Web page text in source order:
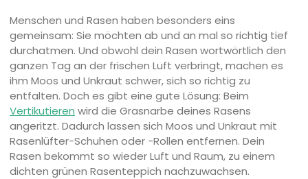
Menschen und Rasen haben besonders eins
gemeinsam: Sie möchten ab und an mal so richtig tief
durchatmen. Und obwohl dein Rasen wortwörtlich den
ganzen Tag an der frischen Luft verbringt, machen es
ihm Moos und Unkraut schwer, sich so richtig zu
entfalten. Doch es gibt eine gute Lösung: Beim
Vertikutieren wird die Grasnarbe deines Rasens
angeritzt. Dadurch lassen sich Moos und Unkraut mit
Rasenlüfter-Schuhen oder -Rollen entfernen. Dein
Rasen bekommt so wieder Luft und Raum, zu einem
dichten grünen Rasenteppich nachzuwachsen.